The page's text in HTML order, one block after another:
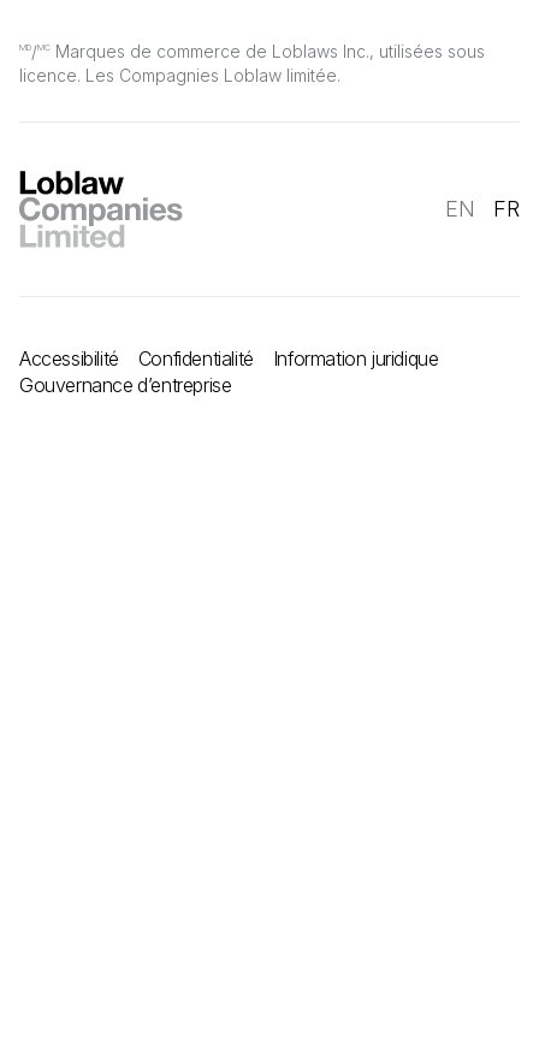
MD/MC Marques de commerce de Loblaws Inc., utilisées sous
licence. Les Compagnies Loblaw limitée.
EN FR
Accessibilité Confidentialité
Information juridique
Gouvernance d’entreprise